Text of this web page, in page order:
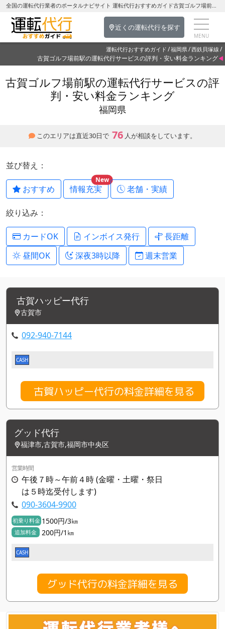
全国の運転代行業者のポータルナビサイト 運転代行おすすめガイド古賀ゴルフ場前駅の運転代行を探す-福岡県の運転代行
近くの運転代行を探す
運転代行おすすめガイド 福岡県 西鉄貝塚線
古賀ゴルフ場前駅の運転代行サービスの評判・安い料金ランキング
古賀ゴルフ場前駅の運転代行サービスの評
判・安い料金ランキング
福岡県
このエリアは直近30日で 76 人が相談をしています。
並び替え：
おすすめ 情報充実
New
老舗・実績
絞り込み：
カードOK インボイス発行
長距離
昼間OK
深夜3時以降 週末営業
古賀ハッピー代行
古賀市
092-940-7144
CASH
古賀ハッピー代行の料金詳細を見る
グッド代行
福津市,古賀市,福岡市中央区
営業時間
午後７時～午前４時 (金曜・土曜・祭日
は５時迄受付します)
090-3604-9900
初乗り料金 1500円/3㎞
追加料金 200円/1㎞
CASH
グッド代行の料金詳細を見る